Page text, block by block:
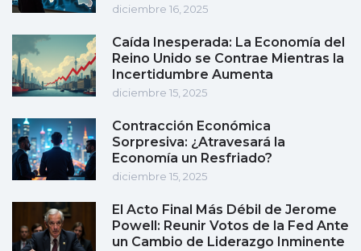
diciembre 16, 2025
Caída Inesperada: La Economía del
Reino Unido se Contrae Mientras la
Incertidumbre Aumenta
diciembre 15, 2025
Contracción Económica
Sorpresiva: ¿Atravesará la
Economía un Resfriado?
diciembre 15, 2025
El Acto Final Más Débil de Jerome
Powell: Reunir Votos de la Fed Ante
un Cambio de Liderazgo Inminente